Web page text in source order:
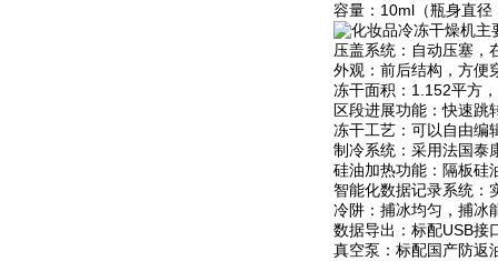
容量：10ml（瓶身直
主
压盖系统：自动压塞，
外观：前后结构，方便
冻干面积：1.152平方
区段进展功能：快速跳
冻干工艺：可以自由编
制冷系统：采用法国泰
硅油加热功能：隔板硅
智能化数据记录系统：
冷阱：捕冰均匀，捕冰
数据导出：标配USB接
真空泵：标配国产防返